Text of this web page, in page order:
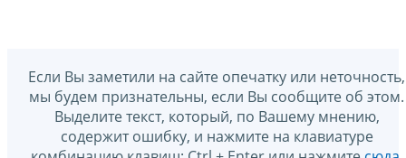
Если Вы заметили на сайте опечатку или неточность,
мы будем признательны, если Вы сообщите об этом.
Выделите текст, который, по Вашему мнению,
содержит ошибку, и нажмите на клавиатуре